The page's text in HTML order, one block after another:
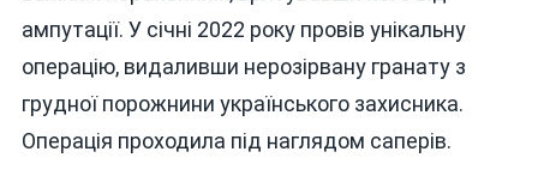
ампутації. У січні 2022 року провів унікальну
операцію, видаливши нерозірвану гранату з
грудної порожнини українського захисника.
Операція проходила під наглядом саперів.